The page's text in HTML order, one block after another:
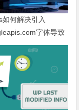
何解决引入
字体导致
慢问题